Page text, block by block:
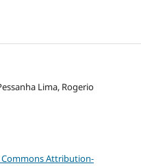
Lima, Rogerio
Commons Attribution-